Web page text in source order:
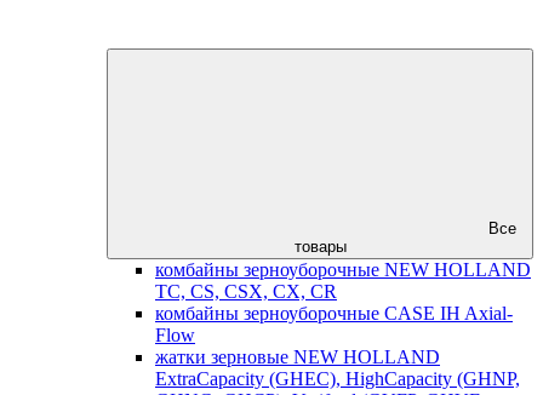
Все
товары
комбайны зерноуборочные NEW HOLLAND
TC, CS, CSX, CX, CR
комбайны зерноуборочные CASE IH Axial-
Flow
жатки зерновые NEW HOLLAND
ExtraCapacity (GHEC), HighCapacity (GHNP,